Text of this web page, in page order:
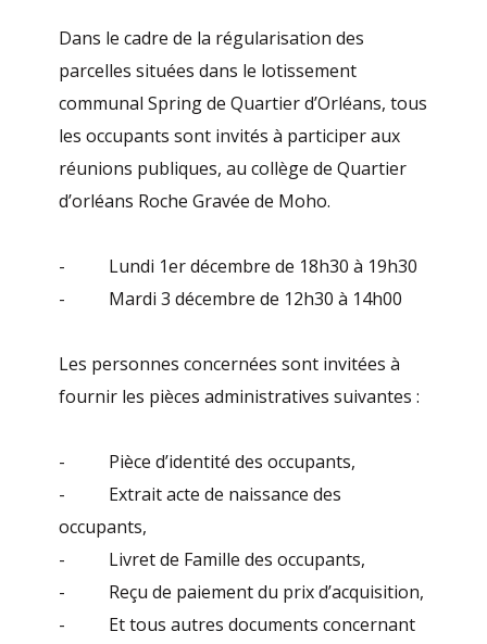
Dans le cadre de la régularisation des
parcelles situées dans le lotissement
communal Spring de Quartier d’Orléans, tous
les occupants sont invités à participer aux
réunions publiques, au collège de Quartier
d’orléans Roche Gravée de Moho.
- Lundi 1er décembre de 18h30 à 19h30
- Mardi 3 décembre de 12h30 à 14h00
Les personnes concernées sont invitées à
fournir les pièces administratives suivantes :
- Pièce d’identité des occupants,
- Extrait acte de naissance des
occupants,
- Livret de Famille des occupants,
- Reçu de paiement du prix d’acquisition,
- Et tous autres documents concernant